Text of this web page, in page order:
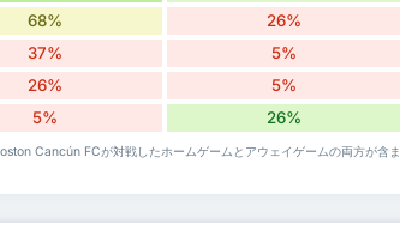
68% 26%
37% 5%
26% 5%
5% 26%
Cancún FCが対戦したホームゲームとアウェイゲームの両方が含ま